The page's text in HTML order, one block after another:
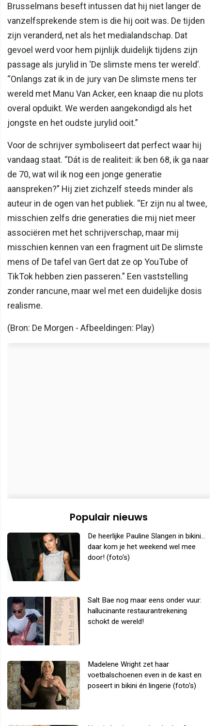
Brusselmans beseft intussen dat hij niet langer de
vanzelfsprekende stem is die hij ooit was. De tijden
zijn veranderd, net als het medialandschap. Dat
gevoel werd voor hem pijnlijk duidelijk tijdens zijn
passage als jurylid in ‘De slimste mens ter wereld’.
“Onlangs zat ik in de jury van De slimste mens ter
wereld met Manu Van Acker, een knaap die nu plots
overal opduikt. We werden aangekondigd als het
jongste en het oudste jurylid ooit.”
Voor de schrijver symboliseert dat perfect waar hij
vandaag staat. “Dát is de realiteit: ik ben 68, ik ga naar
de 70, wat wil ik nog een jonge generatie
aanspreken?” Hij ziet zichzelf steeds minder als
auteur in de ogen van het publiek. “Er zijn nu al twee,
misschien zelfs drie generaties die mij niet meer
associëren met het schrijverschap, maar mij
misschien kennen van een fragment uit De slimste
mens of De tafel van Gert dat ze op YouTube of
TikTok hebben zien passeren.” Een vaststelling
zonder rancune, maar wel met een duidelijke dosis
realisme.
(Bron: De Morgen - Afbeeldingen: Play)
Populair nieuws
De heerlijke Pauline Slangen in bikini...
daar kom je het weekend wel mee
door! (foto's)
Salt Bae nog maar eens onder vuur:
hallucinante restaurantrekening
schokt de wereld!
Madelene Wright zet haar
voetbalschoenen even in de kast en
poseert in bikini én lingerie (foto's)